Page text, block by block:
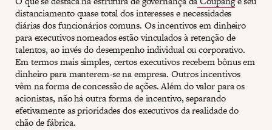
distanciamento quase total dos interesses e necessidades
diárias dos funcionários comuns. Os incentivos em dinheiro
para executivos nomeados estão vinculados à retenção de
talentos, ao invés do desempenho individual ou corporativo.
Em termos mais simples, certos executivos recebem bônus em
dinheiro para manterem-se na empresa. Outros incentivos
vêm na forma de concessão de ações. Além do valor para os
acionistas, não há outra forma de incentivo, separando
efetivamente as prioridades dos executivos da realidade do
chão de fábrica.